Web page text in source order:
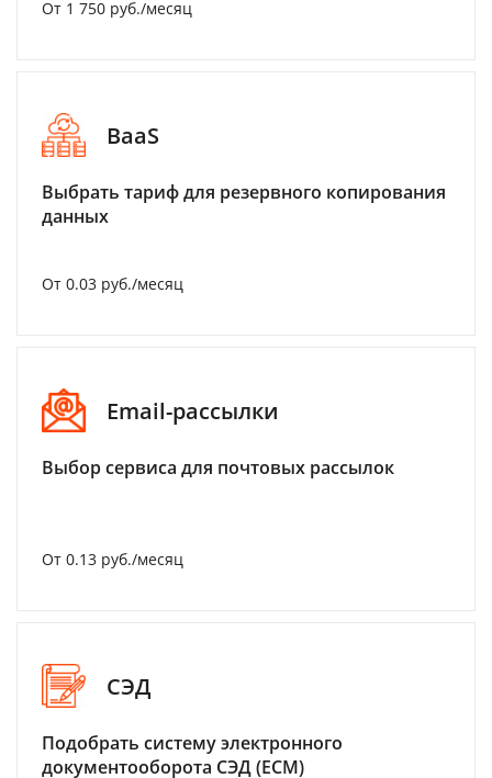
От 1 750 руб./месяц
BaaS
Выбрать тариф для резервного копирования
данных
От 0.03 руб./месяц
Email-рассылки
Выбор сервиса для почтовых рассылок
От 0.13 руб./месяц
СЭД
Подобрать систему электронного
документооборота СЭД (ECM)